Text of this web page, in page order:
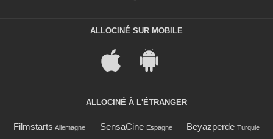
ALLOCINÉ SUR MOBILE
ALLOCINÉ À L'ÉTRANGER
Filmstarts Allemagne SensaCine Espagne Beyazperde Turquie